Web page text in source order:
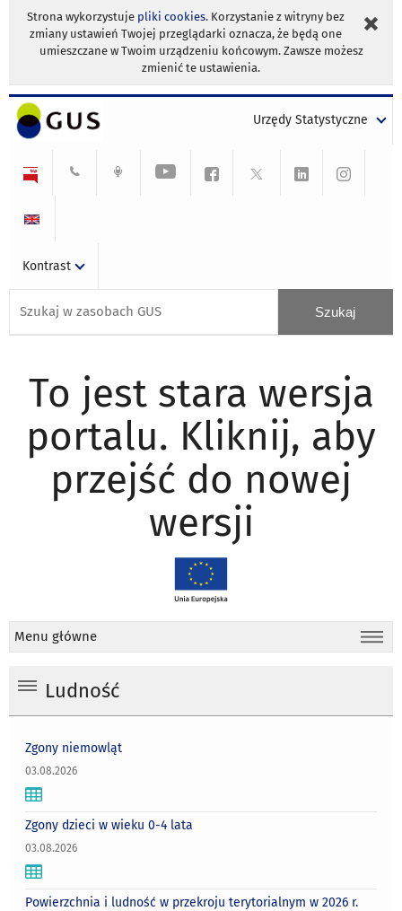
Strona wykorzystuje pliki cookies. Korzystanie z witryny bez
zmiany ustawień Twojej przeglądarki oznacza, że będą one
umieszczane w Twoim urządzeniu końcowym. Zawsze możesz
zmienić te ustawienia.
Urzędy Statystyczne
Kontrast
To jest stara wersja
portalu. Kliknij, aby
przejść do nowej
wersji
Menu główne
Ludność
Zgony niemowląt
03.08.2026
Zgony dzieci w wieku 0-4 lata
03.08.2026
Powierzchnia i ludność w przekroju terytorialnym w 2026 r.